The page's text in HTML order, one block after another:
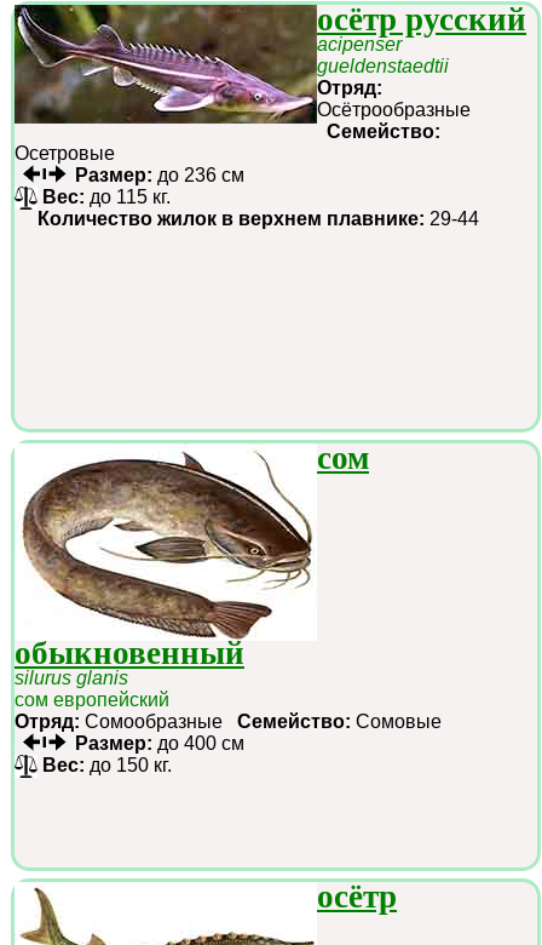
осётр русский
acipenser
gueldenstaedtii
Отряд:
Осётрообразные
Семейство:
Осетровые
Размер: до 236 см
Вес: до 115 кг.
Количество жилок в верхнем плавнике: 29-44
сом
обыкновенный
silurus glanis
сом европейский
Отряд: Сомообразные Семейство: Сомовые
Размер: до 400 см
Вес: до 150 кг.
осётр